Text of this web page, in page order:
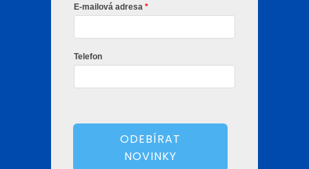
E-mailová adresa
Telefon
ODEBÍ­RAT
NOVINKY